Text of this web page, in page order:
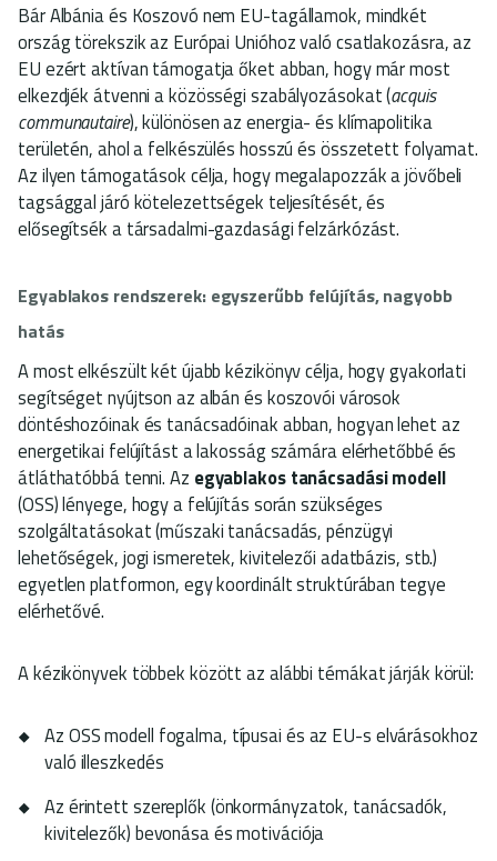
Bár Albánia és Koszovó nem EU-tagállamok, mindkét
ország törekszik az Európai Unióhoz való csatlakozásra, az
EU ezért aktívan támogatja őket abban, hogy már most
elkezdjék átvenni a közösségi szabályozásokat (acquis
communautaire), különösen az energia- és klímapolitika
területén, ahol a felkészülés hosszú és összetett folyamat.
Az ilyen támogatások célja, hogy megalapozzák a jövőbeli
tagsággal járó kötelezettségek teljesítését, és
elősegítsék a társadalmi-gazdasági felzárkózást.
Egyablakos rendszerek: egyszerűbb felújítás, nagyobb
hatás
A most elkészült két újabb kézikönyv célja, hogy gyakorlati
segítséget nyújtson az albán és koszovói városok
döntéshozóinak és tanácsadóinak abban, hogyan lehet az
energetikai felújítást a lakosság számára elérhetőbbé és
átláthatóbbá tenni. Az egyablakos tanácsadási modell
(OSS) lényege, hogy a felújítás során szükséges
szolgáltatásokat (műszaki tanácsadás, pénzügyi
lehetőségek, jogi ismeretek, kivitelezői adatbázis, stb.)
egyetlen platformon, egy koordinált struktúrában tegye
elérhetővé.
A kézikönyvek többek között az alábbi témákat járják körül:
Az OSS modell fogalma, típusai és az EU-s elvárásokhoz
való illeszkedés
Az érintett szereplők (önkormányzatok, tanácsadók,
kivitelezők) bevonása és motivációja